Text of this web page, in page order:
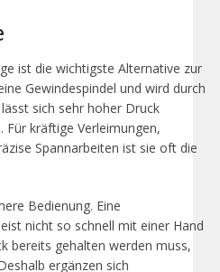
ist die wichtigste Alternative zur
Gewindespindel und wird durch
sich sehr hoher Druck
kräftige Verleimungen,
Spannarbeiten ist sie oft die
Bedienung. Eine
nicht so schnell mit einer Hand
bereits gehalten werden muss,
ergänzen sich